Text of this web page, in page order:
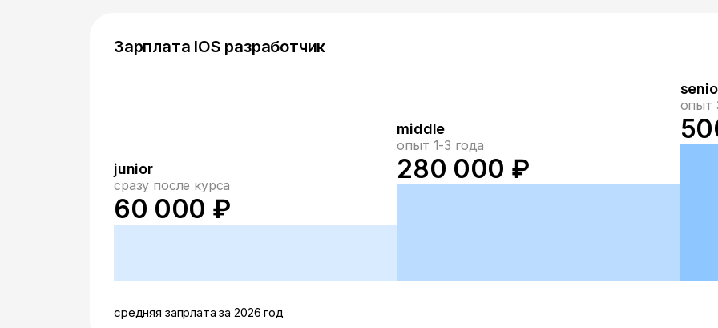
Зарплата IOS разработчик
junior
сразу после курса
60 000 ₽
middle
опыт 1-3 года
280 000 ₽
опыт
средняя запрлата за 2026 год